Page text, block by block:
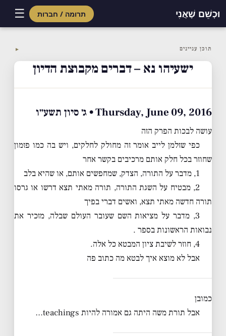
וּכְשֵׁם שֶׁאֲנִי תרומה / חברות ☰
content
תוכן עניינים ▼
ישעיהו נא – דברים מקבוצת הדיון
Thursday, June 09, 2016 • ג׳ סיון תשע״ו
עושה לבכות הפרק הזה
כפי שזלמן לייב אומר זה מחולק לחלקים, ויש בה כמו פזמון
שחוזר בכל חלק אותם מרכיבים בקשר אחר
1, מדבר על התורה, הצדק, שמחפשים אותם, או שהיא בלב
2, מבטיח על השגת התורה, תורה מאתי תצא דרשו או גרסו
תורה חדשה מאתי תצא, ואשים דברי בפיך
3, מדבר על מציאות השם שעובר העולם שבלה, מזכיר את
נבואות הראשונות בספר .
4, חוזר לשיבת ציון המבטא כל אלה.
אבל לא מוצא איך לבטא מה כתוב פה
כמובן
אבל תורת משה היתה גם אמורה להיות teachings…